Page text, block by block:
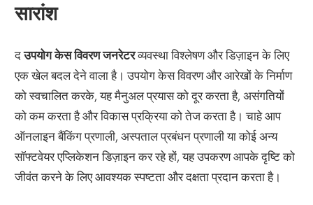
सारांश
दउपयोग केस विवरण जनरेटरव्यवस्था विश्लेषण और डिज़ाइन के लिए
एक खेल बदल देने वाला है। उपयोग केस विवरण और आरेखों के निर्माण
को स्वचालित करके, यह मैनुअल प्रयास को दूर करता है, असंगतियों
को कम करता है और विकास प्रक्रिया को तेज करता है। चाहे आप
ऑनलाइन बैंकिंग प्रणाली, अस्पताल प्रबंधन प्रणाली या कोई अन्य
सॉफ्टवेयर एप्लिकेशन डिज़ाइन कर रहे हों, यह उपकरण आपके दृष्टि को
जीवंत करने के लिए आवश्यक स्पष्टता और दक्षता प्रदान करता है।